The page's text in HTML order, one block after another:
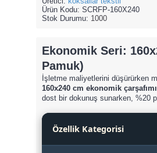
Ürün Kodu: SCRFP-160X240
Stok Durumu: 1000
Ekonomik Seri:
Pamuk)
İşletme maliyetlerini düşürürken
160x240 cm ekonomik
dost bir dokunuş sunarken, %20
Özellik Kategorisi